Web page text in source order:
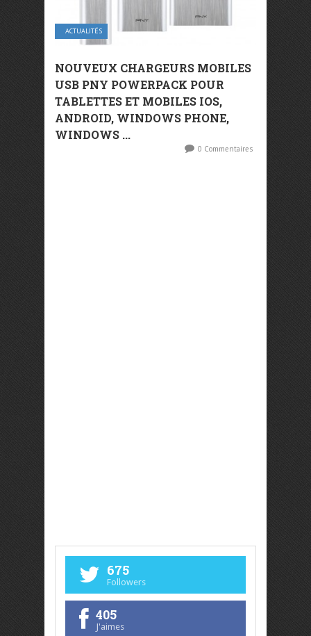
ACTUALITÉS
NOUVEUX CHARGEURS MOBILES
USB PNY POWERPACK POUR
TABLETTES ET MOBILES IOS,
ANDROID, WINDOWS PHONE,
WINDOWS ...
0 Commentaires
675
Followers
405
J'aimes